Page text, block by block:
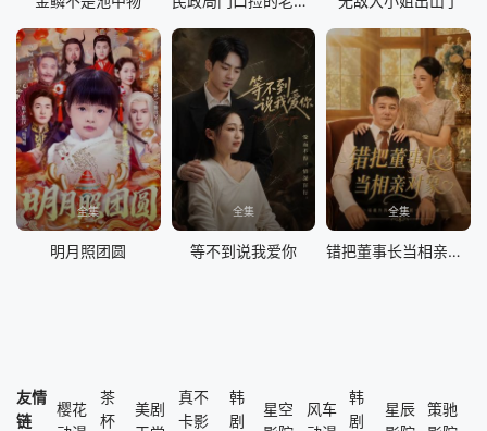
全集
明月照团圆
全集
等不到说我爱你
全集
错把董事长当相亲对象
友情
链
樱花
茶
杯
美剧
真不
卡影
韩
剧
星空
风车
韩
剧
星辰
策驰